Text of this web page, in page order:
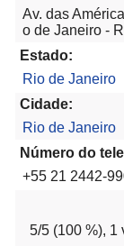
Av. das
o de Janeiro -
Estado:
Rio de Janeiro
Cidade:
Rio de Janeiro
Número do
+55 21 2442-
5/5 (100 %), 1